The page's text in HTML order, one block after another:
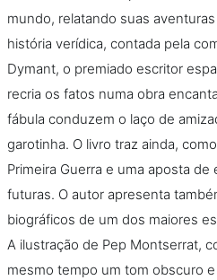
mundo, relatando suas
história verídica, contada pela
Dymant, o premiado escritor
recria os fatos numa obra
fábula conduzem o laço de
garotinha. O livro traz ainda,
Primeira Guerra e uma aposta
futuras. O autor apresenta
biográficos de um dos maiores
A ilustração de Pep Montserrat,
mesmo tempo um tom obscuro